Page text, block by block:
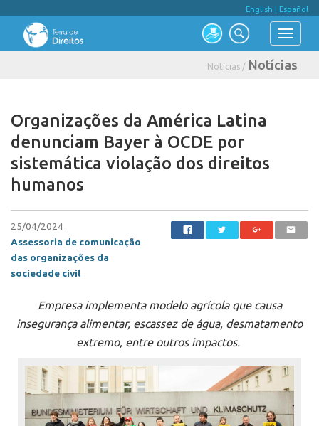
English Español
Notícias / Notícias
Organizações da América Latina
denunciam Bayer à OCDE por
sistemática violação dos direitos
humanos
25/04/2024
Assessoria de comunicação
das organizações da
sociedade civil
Empresa implementa modelo agrícola que causa
insegurança alimentar, escassez de água, desmatamento
extremo, entre outros impactos.